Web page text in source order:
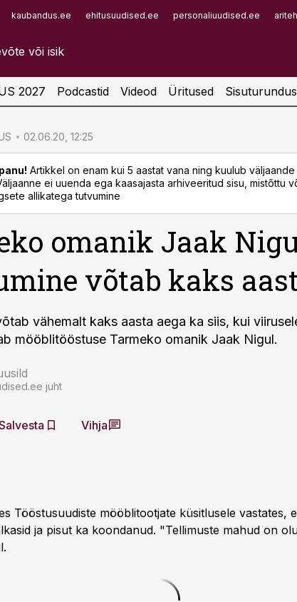
kaubandus.ee ehitusuudised.ee personaliuudised.ee
Infopank
2027 Podcastid Videod Üritused Sisuturundus
02.06.20, 12:25
Artikkel on enam kui 5 aastat vana ning kuulub
ei uuenda ega kaasajasta arhiveeritud sisu, mistõttu
allikatega tutvumine
omanik Jaak
võtab kaks
vähemalt kaks aasta aega ka siis, kui
mööblitööstuse Tarmeko omanik Jaak Nigul.
juht
Vihja
Tööstusuudiste mööblitootjate küsitlusele vastates,
ja pisut ka koondanud. "Tellimuste mahud on